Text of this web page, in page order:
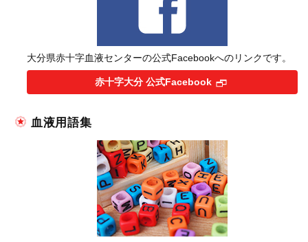
大分県赤十字血液センターの公式Facebookへのリンクです。
赤十字大分 公式Facebook
血液用語集